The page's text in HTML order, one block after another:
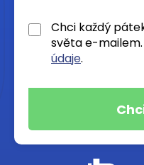
Chci každý
světa e-mailem.
údaje.